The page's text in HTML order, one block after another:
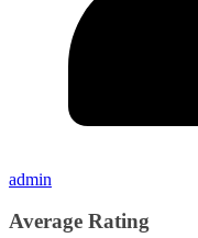
admin
Average Rating